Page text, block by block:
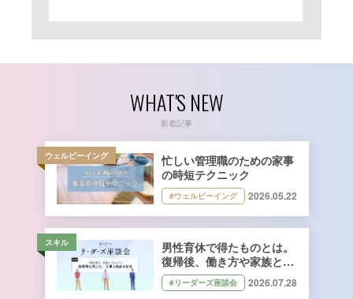
WHAT'S NEW
新着記事
ウェルビーイング
忙しい管理職のための家事
の時短テクニック
#ウェルビーイング 2026.05.22
スキル
男性育休で得たものとは。
復帰後、働き方や家族との
向き合い方はどう変わっ
た？
#リーダーズ座談会 2026.07.28